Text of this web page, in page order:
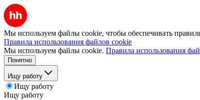
Мы используем файлы cookie, чтобы обеспечивать
Правила использования файлов cookie
Мы используем файлы cookie. Правила использования
Понятно
Ищу работу
Ищу работу
Ищу работу